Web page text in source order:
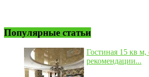
Популярные статьи
Гостиная 15 кв м,
рекомендации...